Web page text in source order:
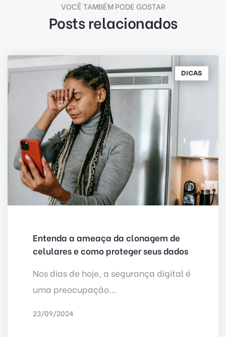
VOCÊ TAMBÉM PODE GOSTAR
Posts relacionados
DICAS
Entenda a ameaça da clonagem de
celulares e como proteger seus dados
Nos dias de hoje, a segurança digital é
uma preocupação...
23/09/2024